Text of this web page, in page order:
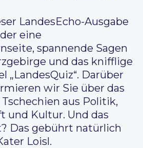
LandesEcho-Ausgabe
eine
spannende Sagen
und das knifflige
„LandesQuiz“. Darüber
wir Sie über das
aus Politik,
und Kultur. Und das
Das gebührt natürlich
Loisl.